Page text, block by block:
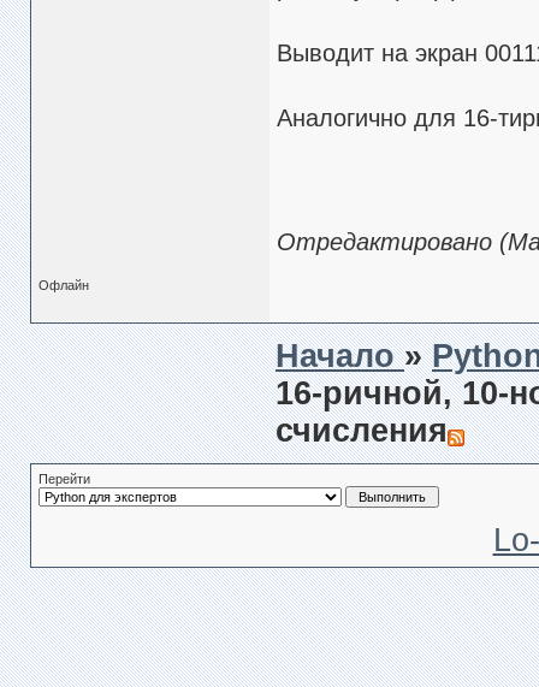
Выводит на экран
Аналогично для 16-
Отредактировано
Офлайн
Начало»
16-ричной, 10-
счисления
Перейти